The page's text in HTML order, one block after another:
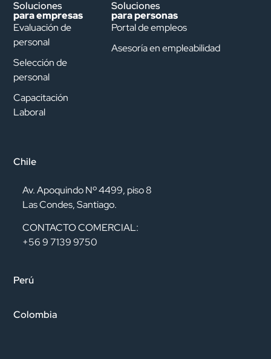
Soluciones
para empresas
Evaluación de
personal
Selección de
personal
Capacitación
Laboral
Soluciones
para personas
Portal de empleos
Asesoría en empleabilidad
Chile
Av. Apoquindo Nº 4499, piso 8
Las Condes, Santiago.
CONTACTO COMERCIAL:
+56 9 7139 9750
Perú
Colombia